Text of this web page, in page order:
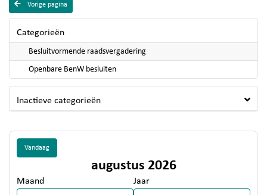
Vorige pagina
Categorieën
Besluitvormende raadsvergadering
Openbare BenW besluiten
Inactieve categorieën
Vandaag
augustus 2026
Maand Jaar